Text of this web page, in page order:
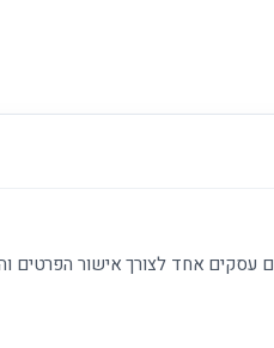
עסקים אחד לצורך אישור הפרטים